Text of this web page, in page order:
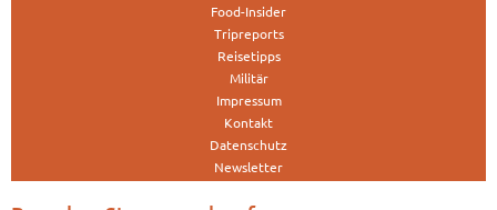
Food-Insider
Tripreports
Reisetipps
Militär
Impressum
Kontakt
Datenschutz
Newsletter